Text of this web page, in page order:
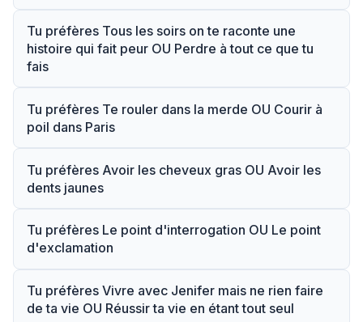
Tu préfères Tous les soirs on te raconte une
histoire qui fait peur OU Perdre à tout ce que tu
fais
Tu préfères Te rouler dans la merde OU Courir à
poil dans Paris
Tu préfères Avoir les cheveux gras OU Avoir les
dents jaunes
Tu préfères Le point d'interrogation OU Le point
d'exclamation
Tu préfères Vivre avec Jenifer mais ne rien faire
de ta vie OU Réussir ta vie en étant tout seul